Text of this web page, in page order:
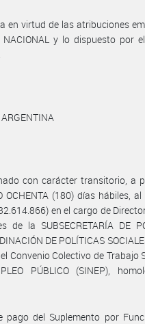
en virtud de las atribuciones
NACIONAL y lo dispuesto por
ARGENTINA
con carácter transitorio, a
(180) días hábiles,
en el cargo de
la SUBSECRETARÍA DE
DE POLÍTICAS
Convenio Colectivo de Trabajo
PÚBLICO (SINEP),
pago del Suplemento por